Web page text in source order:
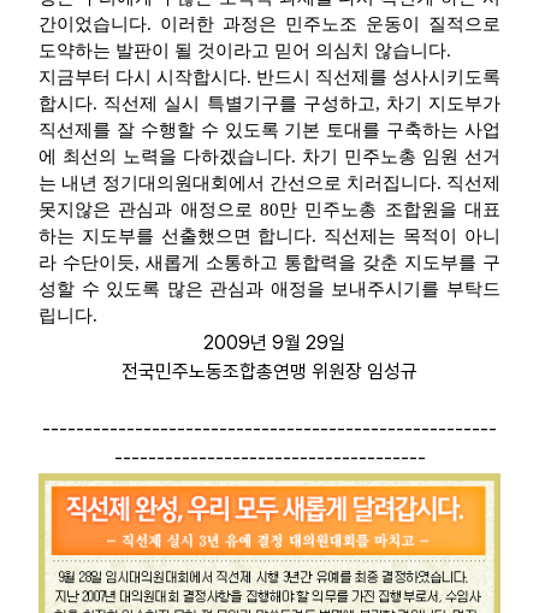
간이었습니다. 이러한 과정은 민주노조 운동이 질적으로
도약하는 발판이 될 것이라고 믿어 의심치 않습니다.
지금부터 다시 시작합시다. 반드시 직선제를 성사시키도록
합시다. 직선제 실시 특별기구를 구성하고, 차기 지도부가
직선제를 잘 수행할 수 있도록 기본 토대를 구축하는 사업
에 최선의 노력을 다하겠습니다. 차기 민주노총 임원 선거
는 내년 정기대의원대회에서 간선으로 치러집니다. 직선제
못지않은 관심과 애정으로 80만 민주노총 조합원을 대표
하는 지도부를 선출했으면 합니다. 직선제는 목적이 아니
라 수단이듯, 새롭게 소통하고 통합력을 갖춘 지도부를 구
성할 수 있도록 많은 관심과 애정을 보내주시기를 부탁드
립니다.
2009년 9월 29일
전국민주노동조합총연맹 위원장 임성규
------------------------------------------------------
-------------------------------------